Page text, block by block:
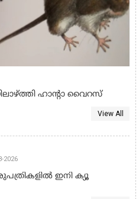
ഹാൻ്റാ വൈറസ്
View All
2026
ഇനി ക്യൂ